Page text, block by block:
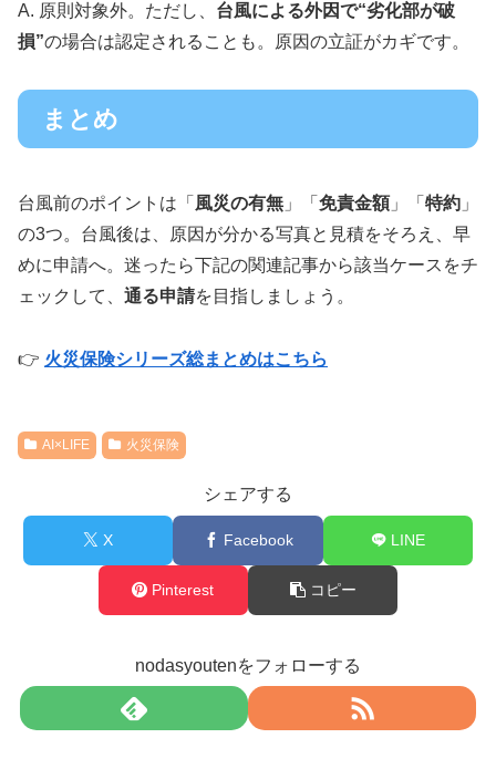
A. 原則対象外。ただし、 台風による外因で“劣化部が破
損”の場合は認定されることも。原因の立証がカギです。
まとめ
台風前のポイントは「 風災の有無 」「 免責金額」「 特約 」
の3つ。台風後は、原因が分かる写真と見積をそろえ、早
めに申請へ。迷ったら下記の関連記事から該当ケースをチ
ェックして、 通る申請を目指しましょう。
👉 火災保険シリーズ総まとめはこちら
AI×LIFE 火災保険
シェアする
X Facebook LINE
Pinterest コピー
nodasyoutenをフォローする